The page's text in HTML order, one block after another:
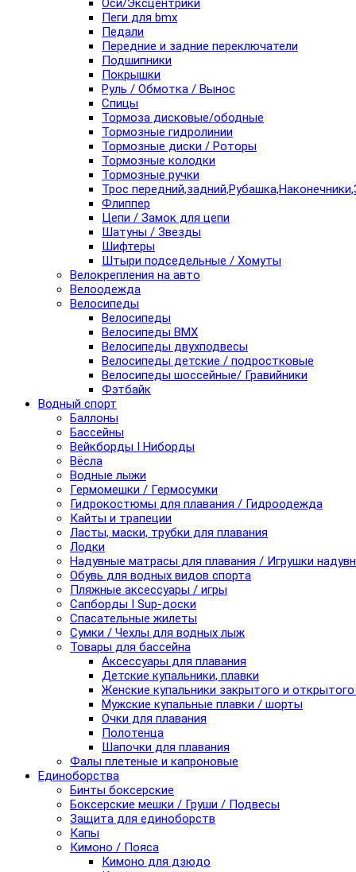
Оси/Эксцентрики
Пеги для bmx
Педали
Передние и задние переключатели
Подшипники
Покрышки
Руль / Обмотка / Вынос
Спицы
Тормоза дисковые/ободные
Тормозные гидролинии
Тормозные диски / Роторы
Тормозные колодки
Тормозные ручки
Трос
Флиппер
Цепи / Замок для цепи
Шатуны / Звезды
Шифтеры
Штыри подседельные / Хомуты
Велокрепления на авто
Велоодежда
Велосипеды
Велосипеды
Велосипеды BMX
Велосипеды двухподвесы
Велосипеды детские / подростковые
Велосипеды шоссейные/ Гравийники
Фэтбайк
Водный спорт
Баллоны
Бассейны
Вейкборды I Ниборды
Вёсла
Водные лыжи
Гермомешки / Гермосумки
Гидрокостюмы для плавания / Гидроодежда
Кайты и трапеции
Ласты, маски, трубки для плавания
Лодки
Надувные матрасы для плавания / Игрушки
Обувь для водных видов спорта
Пляжные аксессуары / игры
Сапборды I Sup-доски
Спасательные жилеты
Сумки / Чехлы для водных лыж
Товары для бассейна
Аксессуары для плавания
Детские купальники, плавки
Женские купальники закрытого и
Мужские купальные плавки / шорты
Очки для плавания
Полотенца
Шапочки для плавания
Фалы плетеные и капроновые
Единоборства
Бинты боксерские
Боксерские мешки / Груши / Подвесы
Защита для единоборств
Капы
Кимоно / Пояса
Кимоно для дзюдо